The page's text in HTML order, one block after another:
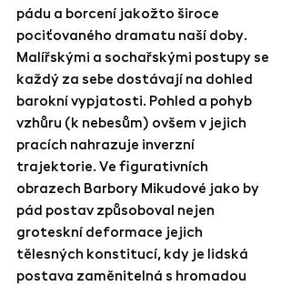
pádu a borcení jakožto široce
pociťovaného dramatu naší doby.
Malířskými a sochařskými postupy se
každý za sebe dostávají na dohled
barokní vypjatosti. Pohled a pohyb
vzhůru (k nebesům) ovšem v jejich
pracích nahrazuje inverzní
trajektorie. Ve figurativních
obrazech Barbory Mikudové jako by
pád postav způsoboval nejen
groteskní deformace jejich
tělesných konstitucí, kdy je lidská
postava zaměnitelná s hromadou